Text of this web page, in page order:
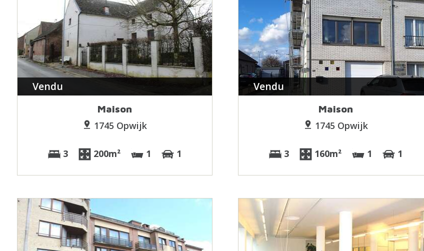
Vendu
Maison
1745 Opwijk
3 200m² 1 1
Vendu
Maison
1745 Opwijk
3 160m² 1 1